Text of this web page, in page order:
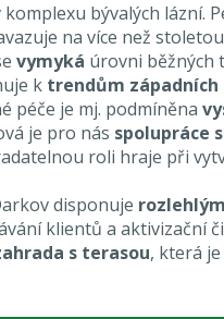
komplexu bývalých lázní.
na více než
vymyká úrovni běžných
k trendům západních
péče je mj. podmíněna
je pro nás spolupráce
roli hraje při
disponuje
klientů a aktivizační
s terasou, která